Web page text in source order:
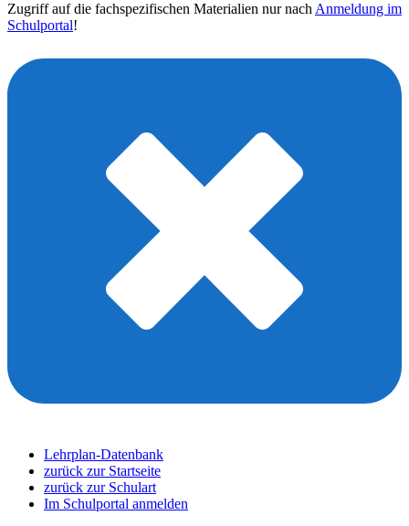
Zugriff auf die fachspezifischen Materialien nur nach Anmeldung im
Schulportal!
Lehrplan-Datenbank
zurück zur Startseite
zurück zur Schulart
Im Schulportal anmelden